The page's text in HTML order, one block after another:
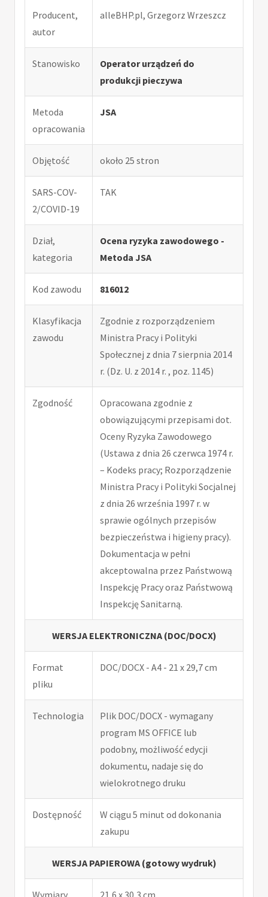
Producent,
autor
alleBHP.pl, Grzegorz Wrzeszcz
Stanowisko
Operator urządzeń do
produkcji pieczywa
Metoda
opracowania
JSA
Objętość około 25 stron
SARS-COV-
2/COVID-19
TAK
Dział,
kategoria
Ocena ryzyka zawodowego -
Metoda JSA
Kod zawodu 816012
Klasyfikacja
zawodu
Zgodnie z rozporządzeniem
Ministra Pracy i Polityki
Społecznej z dnia 7 sierpnia 2014
r. (Dz. U. z 2014 r. , poz. 1145)
Zgodność
Opracowana zgodnie z
obowiązującymi przepisami dot.
Oceny Ryzyka Zawodowego
(Ustawa z dnia 26 czerwca 1974 r.
– Kodeks pracy; Rozporządzenie
Ministra Pracy i Polityki Socjalnej
z dnia 26 września 1997 r. w
sprawie ogólnych przepisów
bezpieczeństwa i higieny pracy).
Dokumentacja w pełni
akceptowalna przez Państwową
Inspekcję Pracy oraz Państwową
Inspekcję Sanitarną.
WERSJA ELEKTRONICZNA (DOC/DOCX)
Format
pliku
DOC/DOCX - A4 - 21 x 29,7 cm
Technologia
Plik DOC/DOCX - wymagany
program MS OFFICE lub
podobny, możliwość edycji
dokumentu, nadaje się do
wielokrotnego druku
Dostępność
W ciągu 5 minut od dokonania
zakupu
WERSJA PAPIEROWA (gotowy wydruk)
Wymiary 21,6 x 30,3 cm